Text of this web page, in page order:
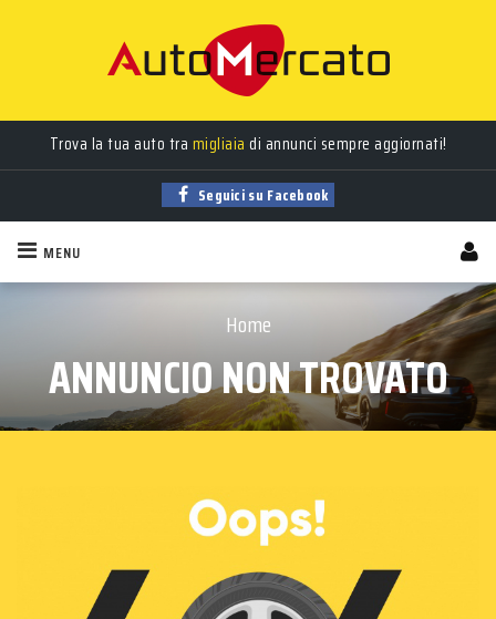
Trova la tua auto tra migliaia di annunci sempre aggiornati!
Seguici su Facebook
MENU
Home
ANNUNCIO NON TROVATO